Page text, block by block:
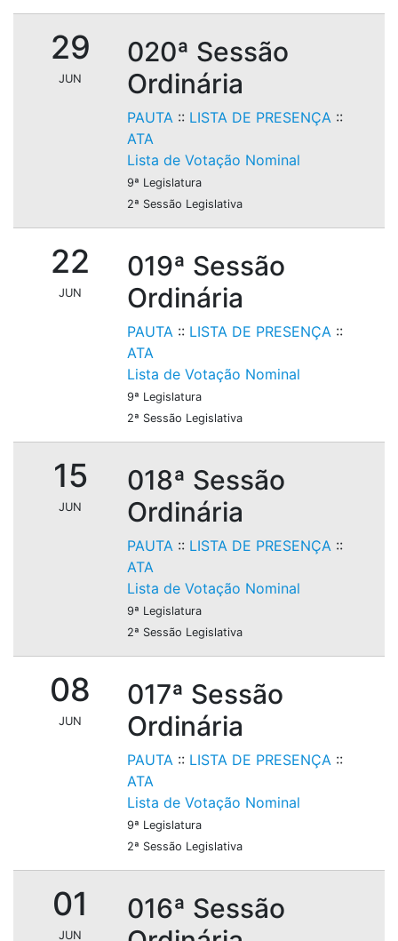
29
JUN
020ª Sessão
Ordinária
PAUTA:: LISTA DE PRESENÇA::
ATA
Lista de Votação Nominal
9ª Legislatura
2ª Sessão Legislativa
22
JUN
019ª Sessão
Ordinária
PAUTA:: LISTA DE PRESENÇA::
ATA
Lista de Votação Nominal
9ª Legislatura
2ª Sessão Legislativa
15
JUN
018ª Sessão
Ordinária
PAUTA:: LISTA DE PRESENÇA::
ATA
Lista de Votação Nominal
9ª Legislatura
2ª Sessão Legislativa
08
JUN
017ª Sessão
Ordinária
PAUTA:: LISTA DE PRESENÇA::
ATA
Lista de Votação Nominal
9ª Legislatura
2ª Sessão Legislativa
01
JUN
016ª Sessão